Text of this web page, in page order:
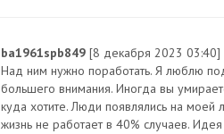
ba1961spb849 [8 декабря 2023 03:40]
Над ним нужно поработать. Я люблю
большего внимания. Иногда вы
куда хотите. Люди появлялись на моей
жизнь не работает в 40% случаев.